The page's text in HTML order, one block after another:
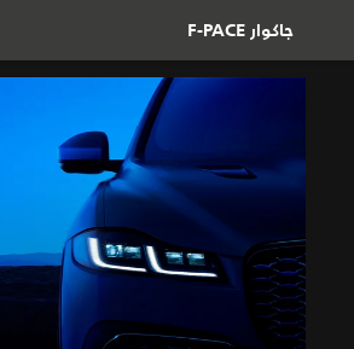
المعرض
جاكوار F-PACE
انضم إلى الحوار